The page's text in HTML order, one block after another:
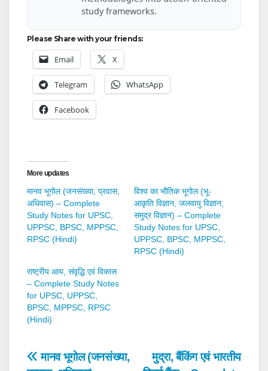
study frameworks.
Please Share with your friends:
Email X
Telegram WhatsApp
Facebook
More updates
मानव भूगोल (जनसंख्या, प्रवास,
अधिवास) – Complete
Study Notes for UPSC,
UPPSC, BPSC, MPPSC,
RPSC (Hindi)
विश्व का भौतिक भूगोल (भू-
आकृति विज्ञान, जलवायु विज्ञान,
समुद्र विज्ञान) – Complete
Study Notes for UPSC,
UPPSC, BPSC, MPPSC,
RPSC (Hindi)
राष्ट्रीय आय, संवृद्धि एवं विकास
– Complete Study Notes
for UPSC, UPPSC,
BPSC, MPPSC, RPSC
(Hindi)
Post
मुद्रा, बैंकिंग एवं भारतीय
मानव भूगोल (जनसंख्या,